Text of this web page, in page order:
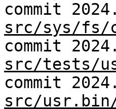
commit
src/sys/fs/
commit
src/tests/
commit
src/